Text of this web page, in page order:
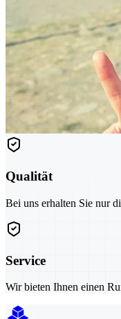
Qualität
Bei uns erhalten Sie nur
Service
Wir bieten Ihnen einen